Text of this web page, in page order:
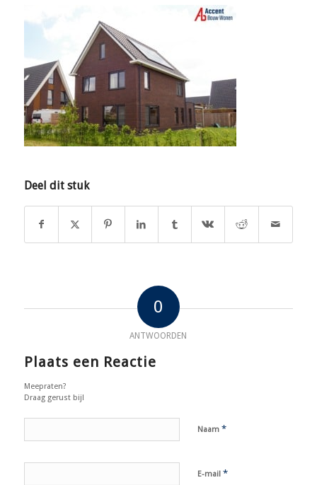
Deel dit stuk
0
ANTWOORDEN
Plaats een Reactie
Meepraten?
Draag gerust bij!
Naam *
E-mail *